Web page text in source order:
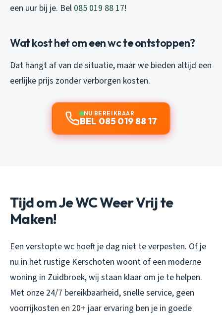
een uur bij je. Bel 085 019 88 17!
Wat kost het om een wc te ontstoppen?
Dat hangt af van de situatie, maar we bieden altijd een
eerlijke prijs zonder verborgen kosten.
NU BEREIKBAAR
BEL 085 019 88 17
Tijd om Je WC Weer Vrij te
Maken!
Een verstopte wc hoeft je dag niet te verpesten. Of je
nu in het rustige Kerschoten woont of een moderne
woning in Zuidbroek, wij staan klaar om je te helpen.
Met onze 24/7 bereikbaarheid, snelle service, geen
voorrijkosten en 20+ jaar ervaring ben je in goede